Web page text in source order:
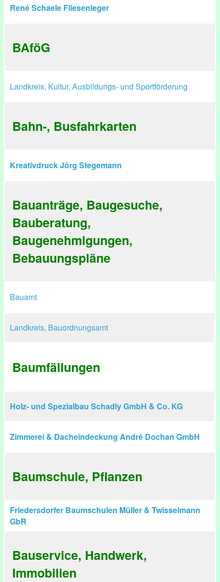
René Schaele Fliesenleger
BAföG
Landkreis, Kultur, Ausbildungs- und Sportförderung
Bahn-, Busfahrkarten
Kreativdruck Jörg Stegemann
Bauanträge, Baugesuche,
Bauberatung,
Baugenehmigungen,
Bebauungspläne
Bauamt
Landkreis, Bauordnungsamt
Baumfällungen
Holz- und Spezialbau Schadly GmbH & Co. KG
Zimmerei & Dacheindeckung André Dochan GmbH
Baumschule, Pflanzen
Friedersdorfer Baumschulen Müller & Twisselmann
GbR
Bauservice, Handwerk,
Immobilien